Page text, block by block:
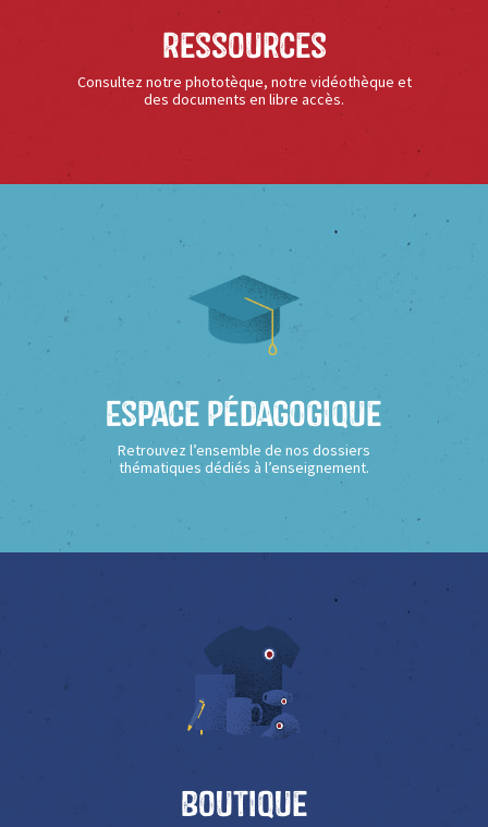
Ressources
Consultez notre phototèque, notre vidéothèque et
des documents en libre accès.
Espace Pédagogique
Retrouvez l’ensemble de nos dossiers
thématiques dédiés à l’enseignement.
Boutique